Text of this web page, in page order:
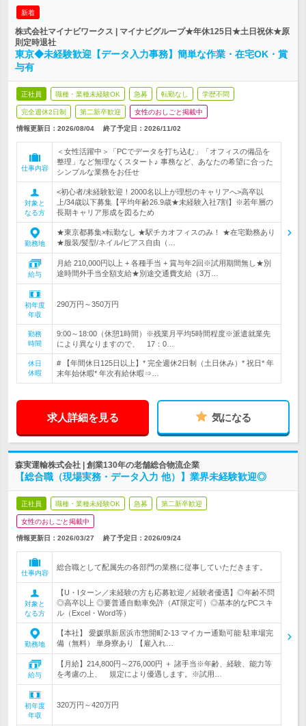
新着
株式会社マイナビワークス | マイナビグループ★年休125日★土日祝休★原
則定時退社
東京◆未経験歓迎【データ入力事務】簡単な作業・在宅OK・賞
与有
正社員 職種・業種未経験OK 急募 転勤なし 学歴不問
完全週休2日制 第二新卒歓迎 女性のおしごと掲載中
情報更新日：2026/08/04 終了予定日： 2026/11/02
仕事内容
＜女性活躍中＞「PCでデータを打ち込む」「オフィスの備品を
整理」など無理なくスタート♪ 事務など、あなたの希望に合った
シンプルな業務をお任せ
対象と
なる方
<初心者/未経験歓迎！2000名以上が理想のキャリアへ>高卒以
上/34歳以下募集【平均年齢26.9歳★未経験入社7割】※若年層の
長期キャリア形成を図るため
勤務地
★東京都募集×転勤なし ★駅チカオフィスのみ！ ★在宅勤務あり
★服装/髪型/ネイル/ピアス自由（…
給与
月給 210,000円以上 + 各種手当 + 賞与年2回※試用期間無し★別
途時間外手当全額支給★別途交通費支給（3万…
初年度
年収
290万円～350万円
勤務
時間
9:00～18:00（休憩1時間）※残業月平均5時間程度※派遣就業先
により異なりますので、 17：0…
休日
休暇
# 【年間休日125日以上】* 完全週休2日制（土日休み）* 祝日* 年
末年始休暇* 年次有給休暇⇒…
求人詳細を見る 気になる
森実運輸株式会社 | 創業130年の老舗総合物流企業
【総合職（現場実務・データ入力 他）】業界未経験歓迎◎
正社員 職種・業種未経験OK 急募 第二新卒歓迎
女性のおしごと掲載中
情報更新日：2026/03/27 終了予定日： 2026/09/24
仕事内容
総合職として配属先の各部門の業務に従事していただきます。
対象と
なる方
【U・Iターン／未経験の方も応募歓迎／経験者優遇】◎年齢不問
◎高卒以上 ◎要普通自動車免許（AT限定可）◎基本的なPCスキ
ル（Excel・Word等）
勤務地
【本社】 愛媛県新居浜市惣開町2-13 マイカー通勤可能 駐車場完
備（無料） 単身寮あり 【雇入れ…
給与
【月給】214,800円～276,000円 ＋ 諸手当※年齢、経験、能力等
を考慮の上、 規定により優遇します。※試用…
初年度
年収
320万円～420万円